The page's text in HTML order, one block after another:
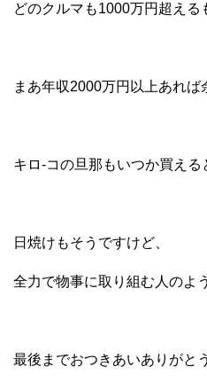
どのクルマも1000万円超える
まあ年収2000万円以上あれば
キロ-コの旦那もいつか買える
日焼けもそうですけど、
全力で物事に取り組む人のよ
最後までおつきあいありがと